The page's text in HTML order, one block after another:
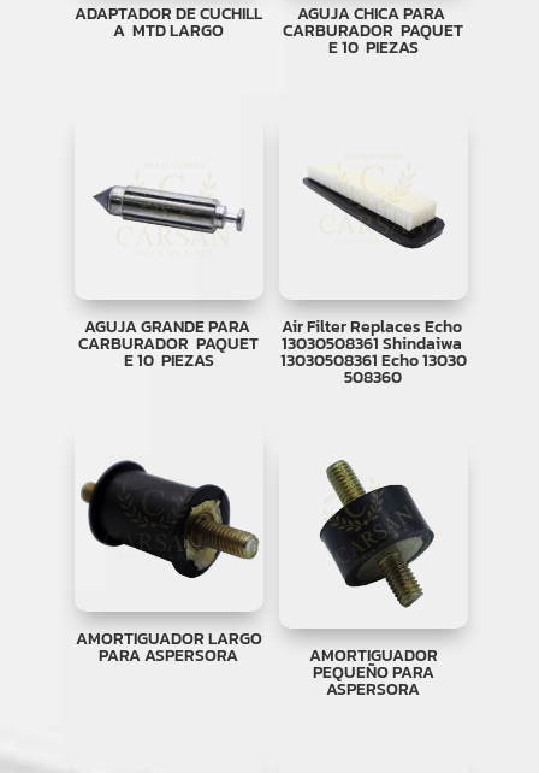
ADAPTADOR DE CUCHILL
A MTD LARGO
AGUJA CHICA PARA
CARBURADOR PAQUET
E 10 PIEZAS
AGUJA GRANDE PARA
CARBURADOR PAQUET
E 10 PIEZAS
Air Filter Replaces Echo
13030508361 Shindaiwa
13030508361 Echo 13030
508360
AMORTIGUADOR LARGO
PARA ASPERSORA AMORTIGUADOR
PEQUEÑO PARA
ASPERSORA